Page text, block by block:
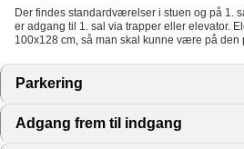
Der findes standardværelser i stuen og på 1.
er adgang til 1. sal via trapper eller elevator.
100x128 cm, så man skal kunne være på den
Parkering
Adgang frem til indgang